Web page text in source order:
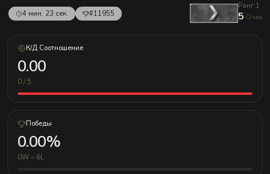
4 мин. 23 сек. #11955
Ранг 1
5 Очки
К/Д Соотношение
0.00
0 / 5
Победы
0.00%
0W – 6L